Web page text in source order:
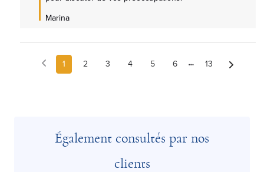
Marina
1 2 3 4 5 6 13
Également consultés par nos
clients